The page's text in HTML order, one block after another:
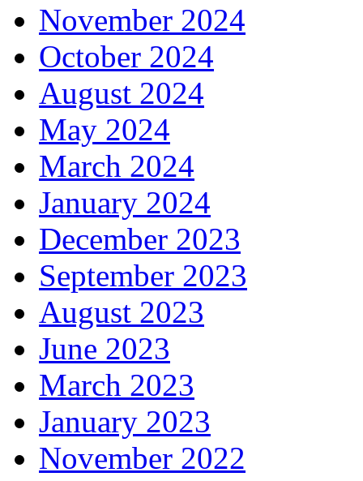
November 2024
October 2024
August 2024
May 2024
March 2024
January 2024
December 2023
September 2023
August 2023
June 2023
March 2023
January 2023
November 2022